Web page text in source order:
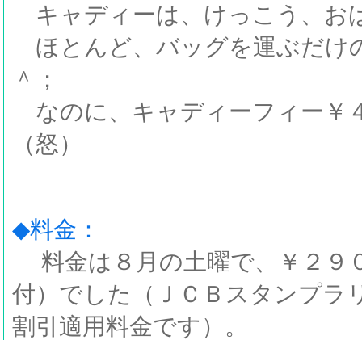
キャディーは、けっこう、お
ほとんど、バッグを運ぶだけ
＾；
なのに、キャディーフィー￥
（怒）
◆料金：
料金は８月の土曜で、￥２９
付）でした（ＪＣＢスタンプラ
割引適用料金です）。